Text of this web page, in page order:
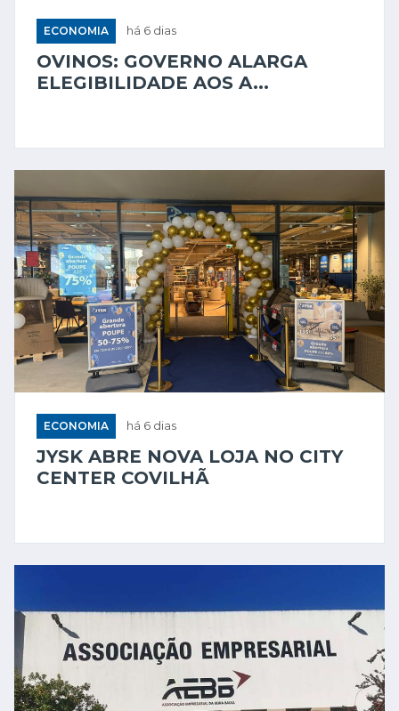
ECONOMIA há 6 dias
OVINOS: GOVERNO ALARGA
ELEGIBILIDADE AOS A...
ECONOMIA há 6 dias
JYSK ABRE NOVA LOJA NO CITY
CENTER COVILHÃ